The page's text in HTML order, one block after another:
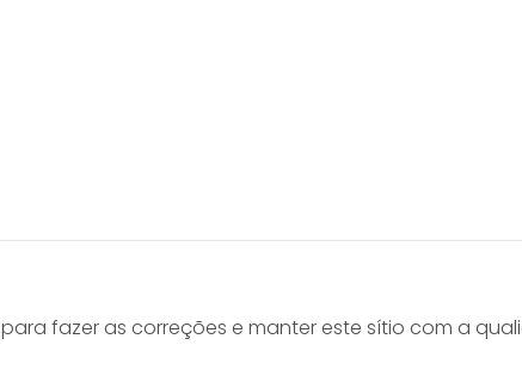
para fazer as correções e manter este sítio com a